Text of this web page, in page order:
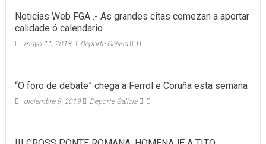
Noticias Web FGA .- As grandes citas comezan a aportar
calidade ó calendario
mayo 11, 2018 Deporte Galicia 0
“O foro de debate” chega a Ferrol e Coruña esta semana
diciembre 9, 2019 Deporte Galicia 0